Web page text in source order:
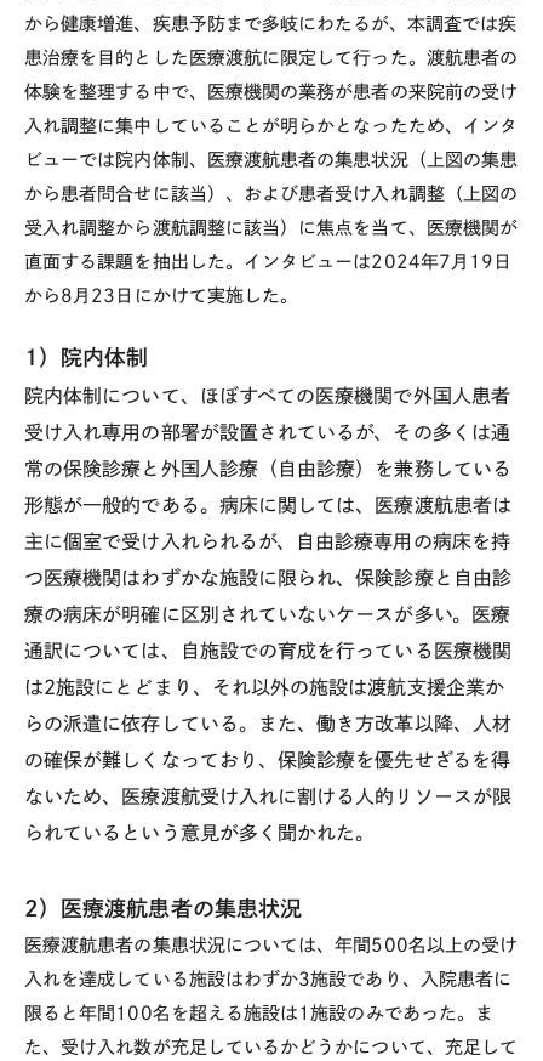
から健康増進、疾患予防まで多岐にわたるが、本調査では疾
患治療を目的とした医療渡航に限定して行った。渡航患者の
体験を整理する中で、医療機関の業務が患者の来院前の受け
入れ調整に集中していることが明らかとなったため、インタ
ビューでは院内体制、医療渡航患者の集患状況（上図の集患
から患者問合せに該当）、および患者受け入れ調整（上図の
受入れ調整から渡航調整に該当）に焦点を当て、医療機関が
直面する課題を抽出した。インタビューは2024年7月19日
から8月23日にかけて実施した。
1）院内体制
院内体制について、ほぼすべての医療機関で外国人患者
受け入れ専用の部署が設置されているが、その多くは通
常の保険診療と外国人診療（自由診療）を兼務している
形態が一般的である。病床に関しては、医療渡航患者は
主に個室で受け入れられるが、自由診療専用の病床を持
つ医療機関はわずかな施設に限られ、保険診療と自由診
療の病床が明確に区別されていないケースが多い。医療
通訳については、自施設での育成を行っている医療機関
は2施設にとどまり、それ以外の施設は渡航支援企業か
らの派遣に依存している。また、働き方改革以降、人材
の確保が難しくなっており、保険診療を優先せざるを得
ないため、医療渡航受け入れに割ける人的リソースが限
られているという意見が多く聞かれた。
2）医療渡航患者の集患状況
医療渡航患者の集患状況については、年間 500名以上の受け
入れを達成している施設はわずか3施設であり、入院患者に
限ると年間 100名を超える施設は 1施設のみであった。ま
た、受け入れ数が充足しているかどうかについて、充足して